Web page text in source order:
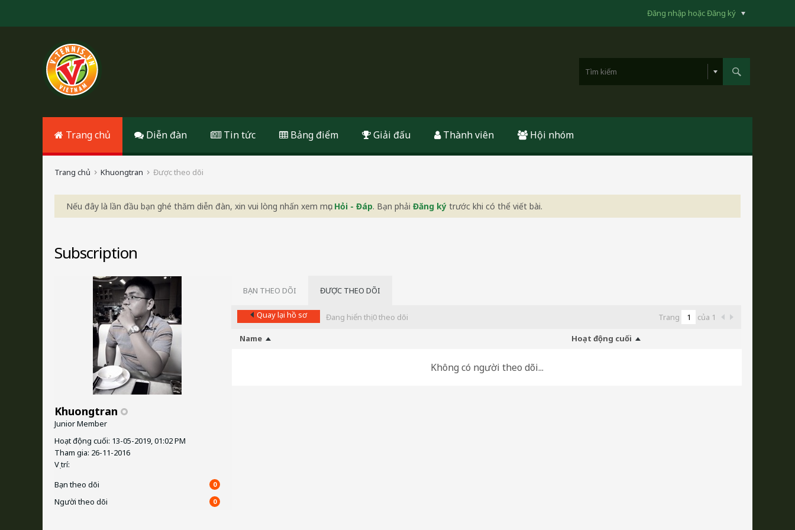
Đăng nhập hoặc Đăng ký
Trang chủ Diễn đàn Tin tức Bảng điểm Giải đấu Thành viên Hội nhóm
Trang chủ Khuongtran Được theo dõi
Nếu đây là lần đầu bạn ghé thăm diễn đàn, xin vui lòng nhấn xem mục Hỏi - Đáp. Bạn phải Đăng ký trước khi có thể viết bài.
Subscription
Khuongtran
Junior Member
Hoạt động cuối: 13-05-2019, 01:02 PM
Tham gia: 26-11-2016
Vị trí:
Bạn theo dõi
0
Người theo dõi 0
BẠN THEO DÕI ĐƯỢC THEO DÕI
Quay lại hồ sơ Đang hiển thị0theo dõi Trang của 1
Name
Hoạt động cuối
Không có người theo dõi...